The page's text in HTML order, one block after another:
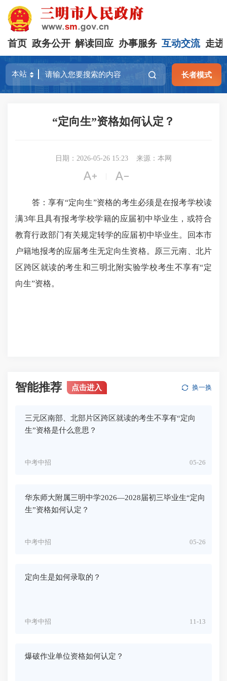
首页 政务公开 解读回应 办事服务 互动交流 走进
长者模式
“定向生”资格如何认定？
日期：2026-05-26 15:23 来源：本网
 
答：享有“定向生”资格的考生必须是在报考学校读
满3年且具有报考学校学籍的应届初中毕业生，或符合
教育行政部门有关规定转学的应届初中毕业生。回本市
户籍地报考的应届考生无定向生资格。原三元南、北片
区跨区就读的考生和三明北附实验学校考生不享有“定
向生”资格。
智能推荐 点击进入 换一换
三元区南部、北部片区跨区就读的考生不享有“定向
生”资格是什么意思？
05-26
中考中招
华东师大附属三明中学2026—2028届初三毕业生“定向
生”资格如何认定？
05-26
中考中招
定向生是如何录取的？
11-13
中考中招
爆破作业单位资格如何认定？